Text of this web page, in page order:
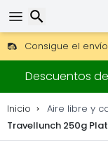
Consigue el
Envío DHL 1 día
30 días para
Descuentos
Inicio Aire libre y
Travellunch 250g
Buscar